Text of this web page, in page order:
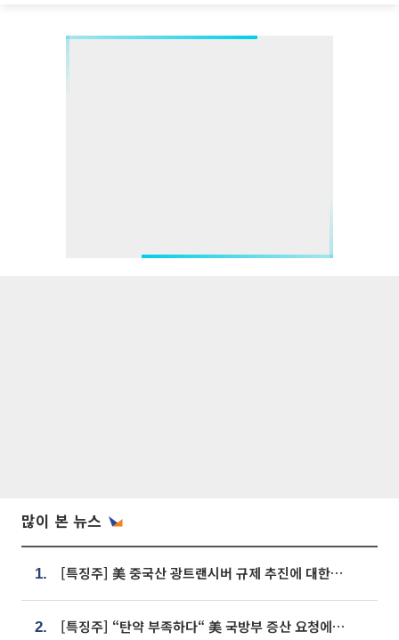
많이 본 뉴스
1. [특징주] 美 중국산 광트랜시버 규제 추진에 대한광통신 등 광통신株 강세
2. [특징주] “탄약 부족하다“ 美 국방부 증산 요청에⋯국내 방산주 급등세